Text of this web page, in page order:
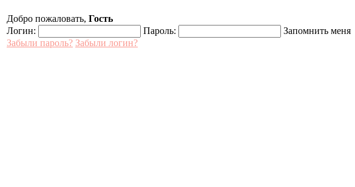
Добро пожаловать, Гость
Логин:
Пароль:
Запомнить меня
Забыли пароль? Забыли логин?